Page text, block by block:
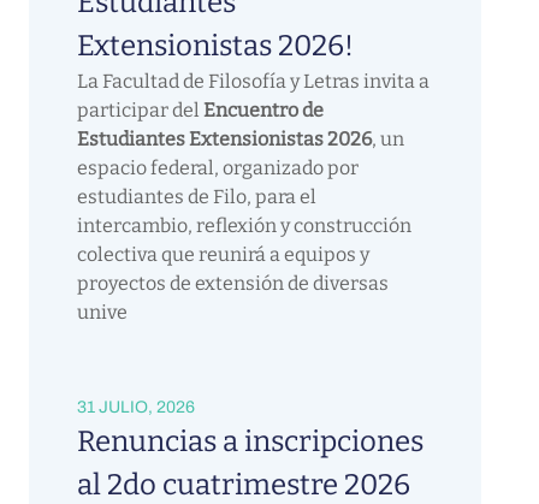
Extensionistas 2026!
La Facultad de Filosofía y Letras invita a
participar del Encuentro de
Estudiantes Extensionistas 2026, un
espacio federal, organizado por
estudiantes de Filo, para el
intercambio, reflexión y construcción
colectiva que reunirá a equipos y
proyectos de extensión de diversas
unive
31 JULIO, 2026
Renuncias a inscripciones
al 2do cuatrimestre 2026